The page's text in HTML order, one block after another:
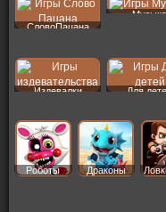
СловоПацана
Музыка
Издевалки
Для
Роботы Драконы